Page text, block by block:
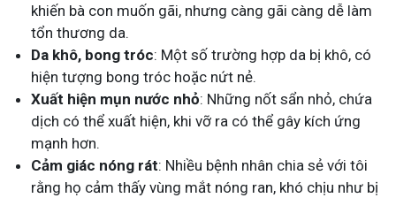
khiến bà con muốn gãi, nhưng càng gãi càng dễ làm
tổn thương da.
Da khô, bong tróc: Một số trường hợp da bị khô, có
hiện tượng bong tróc hoặc nứt nẻ.
Xuất hiện mụn nước nhỏ: Những nốt sẩn nhỏ, chứa
dịch có thể xuất hiện, khi vỡ ra có thể gây kích ứng
mạnh hơn.
Cảm giác nóng rát: Nhiều bệnh nhân chia sẻ với tôi
rằng họ cảm thấy vùng mắt nóng ran, khó chịu như bị